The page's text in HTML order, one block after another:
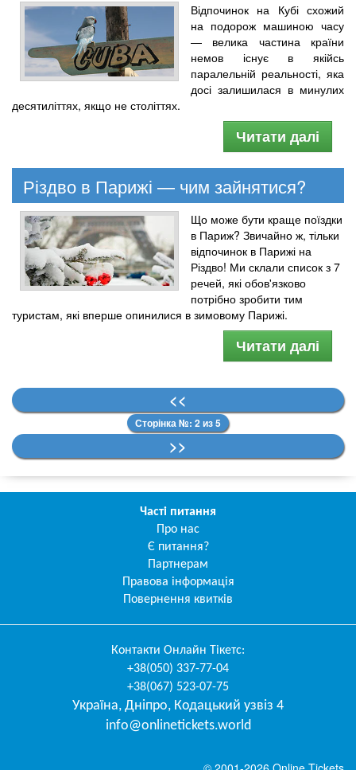
Відпочинок на Кубі схожий
на подорож машиною часу
— велика частина країни
немов існує в якійсь
паралельній реальності, яка
досі залишилася в минулих
десятиліттях, якщо не століттях.
Читати далі
Різдво в Парижі — чим зайнятися?
Що може бути краще поїздки
в Париж? Звичайно ж, тільки
відпочинок в Парижі на
Різдво! Ми склали список з 7
речей, які обов'язково
потрібно зробити тим
туристам, які вперше опинилися в зимовому Парижі.
Читати далі
<<
Сторінка №: 2 из 5
>>
Часті питання
Про нас
Є питання?
Партнерам
Правова інформація
Повернення квитків
Контакти Онлайн Тікетс:
+38(050) 337-77-04
+38(067) 523-07-75
Україна, Дніпро, Кодацький узвіз 4
info@onlinetickets.world